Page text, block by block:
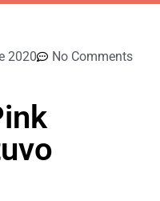
2020
No Comments